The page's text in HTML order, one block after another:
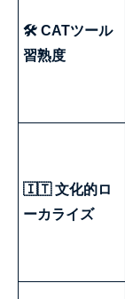
🛠 CATツール
習熟度
🇮🇹 文化的ロ
ーカライズ